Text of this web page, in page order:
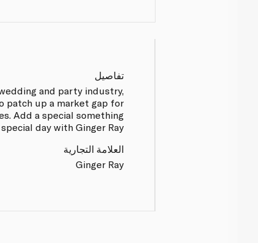
تفاصيل
and party industry,
patch up a market gap for
Add a special something
day with Ginger Ray.
العلامة التجارية
Ginger Ray